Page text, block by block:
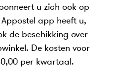
u zich ook op
app heeft u,
de beschikking over
De kosten voor
per kwartaal.